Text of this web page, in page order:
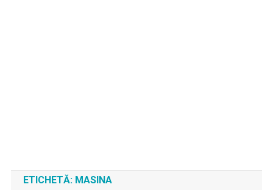
ETICHETĂ: MASINA